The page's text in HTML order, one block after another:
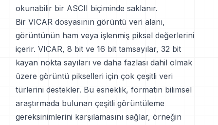
okunabilir bir ASCII biçiminde saklanır.
Bir VICAR dosyasının görüntü veri alanı,
görüntünün ham veya işlenmiş piksel değerlerini
içerir. VICAR, 8 bit ve 16 bit tamsayılar, 32 bit
kayan nokta sayıları ve daha fazlası dahil olmak
üzere görüntü pikselleri için çok çeşitli veri
türlerini destekler. Bu esneklik, formatın bilimsel
araştırmada bulunan çeşitli görüntüleme
gereksinimlerini karşılamasını sağlar, örneğin